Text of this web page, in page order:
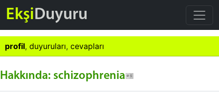
EkşiDuyuru
profil, duyuruları, cevapları
Hakkında: schizophrenia